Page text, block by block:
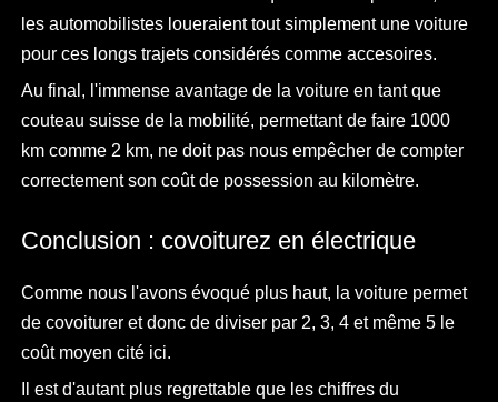
les automobilistes loueraient tout simplement une voiture
pour ces longs trajets considérés comme accesoires.
Au final, l'immense avantage de la voiture en tant que
couteau suisse de la mobilité, permettant de faire 1000
km comme 2 km, ne doit pas nous empêcher de compter
correctement son coût de possession au kilomètre.
Conclusion : covoiturez en électrique
Comme nous l'avons évoqué plus haut, la voiture permet
de covoiturer et donc de diviser par 2, 3, 4 et même 5 le
coût moyen cité ici.
Il est d'autant plus regrettable que les chiffres du